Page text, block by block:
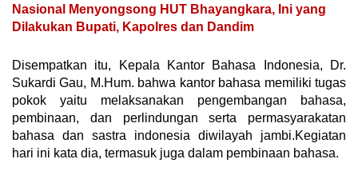
Nasional Menyongsong HUT Bhayangkara, Ini yang
Dilakukan Bupati, Kapolres dan Dandim
Disempatkan itu, Kepala Kantor Bahasa Indonesia, Dr.
Sukardi Gau, M.Hum. bahwa kantor bahasa memiliki tugas
pokok yaitu melaksanakan pengembangan bahasa,
pembinaan, dan perlindungan serta permasyarakatan
bahasa dan sastra indonesia diwilayah jambi.Kegiatan
hari ini kata dia, termasuk juga dalam pembinaan bahasa.